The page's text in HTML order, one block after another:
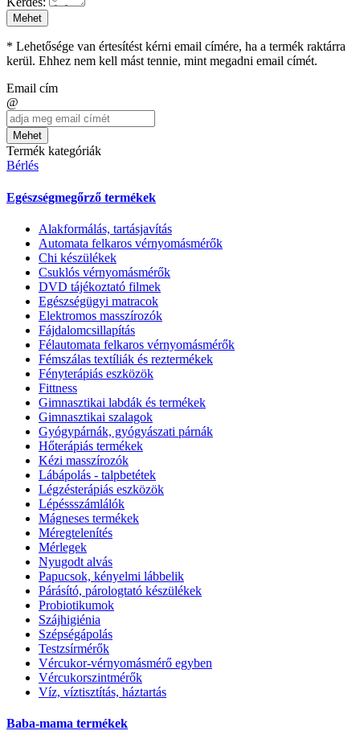
Mehet
* Lehetősége van értesítést kérni email címére, ha a termék raktárra
kerül. Ehhez nem kell mást tennie, mint megadni email címét.
Email cím
@
Mehet
Termék kategóriák
Bérlés
Egészségmegőrző termékek
Alakformálás, tartásjavítás
Automata felkaros vérnyomásmérők
Chi készülékek
Csuklós vérnyomásmérők
DVD tájékoztató filmek
Egészségügyi matracok
Elektromos masszírozók
Fájdalomcsillapítás
Félautomata felkaros vérnyomásmérők
Fémszálas textíliák és reztermékek
Fényterápiás eszközök
Fittness
Gimnasztikai labdák és termékek
Gimnasztikai szalagok
Gyógypárnák, gyógyászati párnák
Hőterápiás termékek
Kézi masszírozók
Lábápolás - talpbetétek
Légzésterápiás eszközök
Lépéssszámlálók
Mágneses termékek
Méregtelenítés
Mérlegek
Nyugodt alvás
Papucsok, kényelmi lábbelik
Párásító, párologtató készülékek
Probiotikumok
Szájhigiénia
Szépségápolás
Testzsírmérők
Vércukor-vérnyomásmérő egyben
Vércukorszintmérők
Víz, víztisztítás, háztartás
Baba-mama termékek